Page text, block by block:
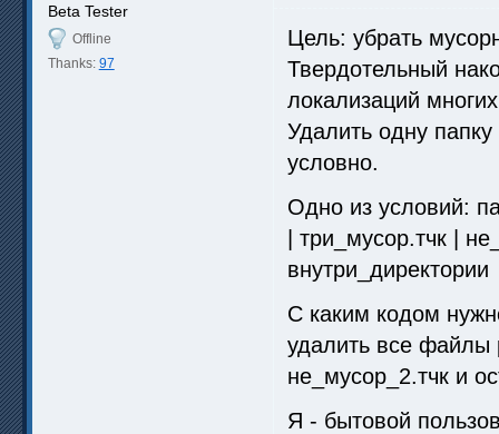
Beta Tester
Offline
Thanks: 97
Цель: убрать
Твердотельный
локализаций
Удалить одну
условно.
Одно из условий:
| три_мусор.тчк |
внутри_директории
С каким кодом
удалить все файлы
не_мусор_2.тчк и
Я - бытовой